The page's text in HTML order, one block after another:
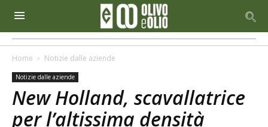
Home Notizie dalle aziende
Notizie dalle aziende
New Holland, scavallatrice
per l’altissima densità